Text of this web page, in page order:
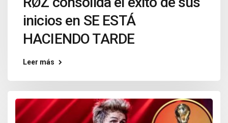
inicios en SE ESTÁ
HACIENDO TARDE
Leer más